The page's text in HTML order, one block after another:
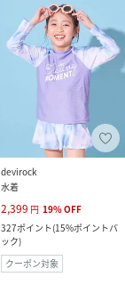
devirock
水着
2,399 円 19%OFF
327ポイント(15%ポイントバ
ック)
クーポン対象